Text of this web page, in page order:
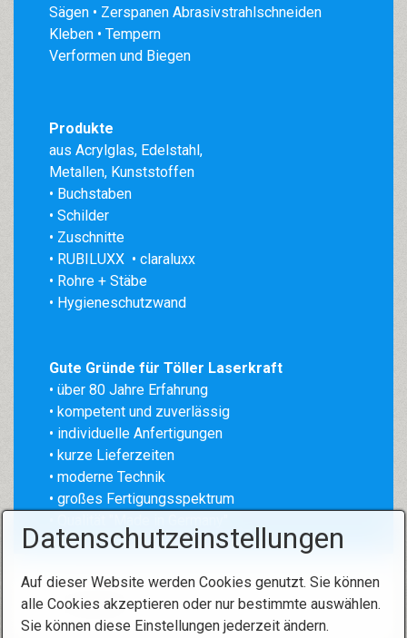
Sägen • Zerspanen Abrasivstrahlschneiden
Kleben • Tempern
Verformen und Biegen
Produkte
aus Acrylglas, Edelstahl,
Metallen, Kunststoffen
• Buchstaben
• Schilder
• Zuschnitte
• RUBILUXX • claraluxx
• Rohre + Stäbe
• Hygieneschutzwand
Gute Gründe für Töller Laserkraft
• über 80 Jahre Erfahrung
• kompetent und zuverlässig
• individuelle Anfertigungen
• kurze Lieferzeiten
• moderne Technik
• großes Fertigungsspektrum
Datenschutzeinstellungen
Auf dieser Website werden Cookies genutzt. Sie können
alle Cookies akzeptieren oder nur bestimmte auswählen.
Sie können diese Einstellungen jederzeit ändern.